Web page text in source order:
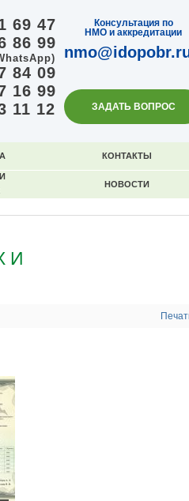
Консультация по
НМО и аккредитации
ЗАДАТЬ ВОПРОС
69 47
86 99
84 09
16 99
11 12
КОНТАКТЫ
НОВОСТИ
И